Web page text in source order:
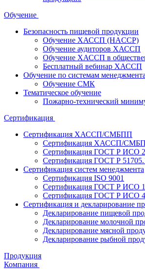
Обучение
Безопасность пищевой продукции
Обучение ХАССП (HACCP)
Обучение аудиторов ХАССП
Обучение ХАССП в
Бесплатный вебинар ХАССП
Обучение по системам менеджмента
Обучение СМК
Тематическое обучение
Пожарно-технический
Сертификация
Сертификация ХАССП/СМБПП
Сертификация ХАССП/
Сертификация ГОСТ Р ИСО
Сертификация ГОСТ Р
Сертификация систем менеджмента
Сертификация ISO 9001
Сертификация ГОСТ Р ИСО
Сертификация ГОСТ Р ИСО
Сертификация и декларирование
Декларирование пищевой
Декларирование молочной
Декларирование мясной
Декларирование рыбной
Продукция
Компания